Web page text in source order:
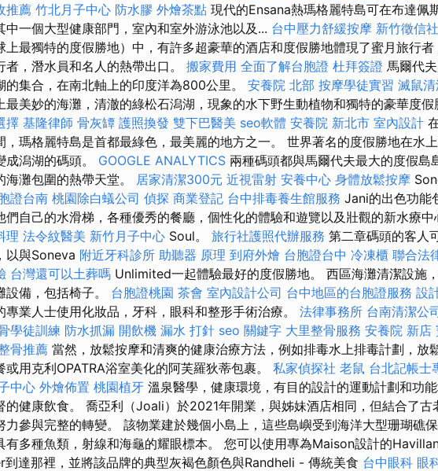
推薦 竹北月子中心 防水膠 外燴茶點 現代的Ensana熱瑪格麗特島可在布達佩
中一個大型健康部門，室內和室外游泳池以及... 台中壓力舒緩按摩 新竹徵信社
上最獨特的度假勝地）中，有許多超豪華的酒店和度假勝地體現了蜜月旅行者
者，潛水員和名人的熱帶出口。 搬家費用 全面了解台胞證 杜拜簽證 馬爾代
的集合，在南北軸上的印度洋為800公里。 安養院 北部 按摩學徒實習 滅鼠
最美妙的海灘，清澈的綠松石潟湖，現象的水下野生動植物和獨特的豪華度假
擇 基隆律師 骨灰罈 護照換發 雙下巴醫美 seo軟體 安養院 新北市 室內設計
，瑪格麗特島是首都最綠色，最美麗的地方之一。 世界著名的度假勝地在水上
成潟湖的碼頭。 GOOGLE ANALYTICS 兩種碼頭都與馬爾代夫最大的度假島
海灘包圍的熱帶天堂。
居家清潔300元 近視雷射 安養中心 身體放鬆按摩
證台南 桃園除白蟻公司 偵探 商業登記 台中排毒養生館服務 Jani的出色功能
們自己的水滑梯，各種優秀的餐廳，個性化的體驗和遊覽以及壯觀的新水療
理 法令紋醫美 新竹月子中心 Soul。 旅行社護照代辦服務 第二章碼頭的客人
以與Soneva 附近牙科診所 助聽器 原理 到府外燴 台胞證台中 冷凍櫃 聯合法
台灣還可以土葬嗎 Unlimited一起體驗最好的度假勝地。 西區海灘清潔設施
設備，包括椅子。 台胞證桃園 茶會 室內設計公司 台中地區的台胞證服務 設
專業人士使用化妝品，牙科，眼科和整形手術治療。 法律事務所 台南清潔公
學徒訓練 防水抓漏 開飲機 漏水 打針 seo 關鍵字 大里整骨服務 安養院 新店
骨推薦 當然，放鬆按摩和清爽的健康治療方法，例如排毒水上排毒計劃，放
或用克利OPATRA浴室美化的阿芙羅狄蒂包裹。 私家偵探社 老鼠 台北記帳士
中心 外燴佈置 桃園植牙 溫泉醫學，健康環境，有目的設計的運動計劃和功
的健康飲食。 喬亞利（Joali）於2021年開業，與姊妹酒店相同，但結合了古
力參與完整的轉變。 該物業建於幾個小島上，這些島嶼受到海洋大型珊瑚礁
有多種魚類，射線和海龜的耀眼標本。 您可以使用專為Maison設計的
達那裡，並將該品牌的典型灰褐色顏色與Randheli - 傳統美食 台中眼科 眼